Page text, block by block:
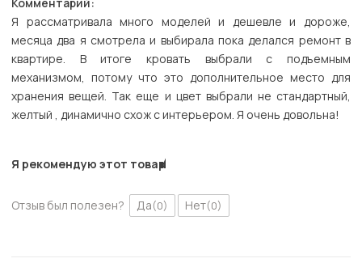
Я рассматривала много моделей и дешевле и дороже,
месяца два я смотрела и выбирала пока делался ремонт в
квартире. В итоге кровать выбрали с подъемным
механизмом, потому что это дополнительное место для
хранения вещей. Так еще и цвет выбрали не стандартный,
желтый , динамично схож с интерьером. Я очень довольна!
Я рекомендую этот товар
Отзыв был полезен? Да(0) Нет(0)